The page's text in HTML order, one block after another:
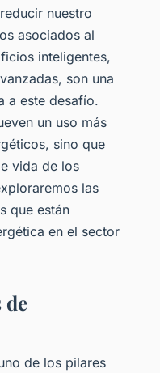
nuestro
asociados al
inteligentes,
son una
a este desafío.
un uso más
sino que
vida de los
las
que están
en el sector
de
de los pilares